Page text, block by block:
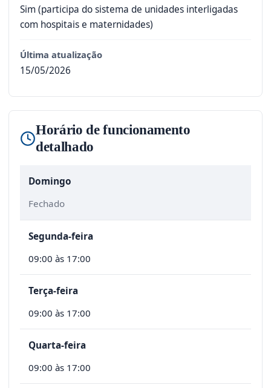
Sim (participa do sistema de unidades interligadas
com hospitais e maternidades)
Última atualização
15/05/2026
Horário de funcionamento
detalhado
Domingo
Fechado
Segunda-feira
09:00 às 17:00
Terça-feira
09:00 às 17:00
Quarta-feira
09:00 às 17:00